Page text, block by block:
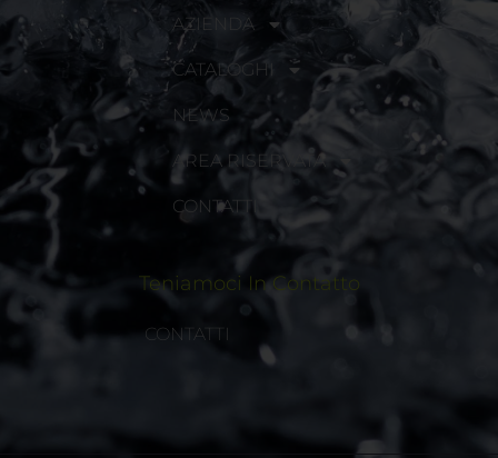
AZIENDA
CATALOGHI
NEWS
AREA RISERVATA
CONTATTI
Teniamoci In Contatto
CONTATTI